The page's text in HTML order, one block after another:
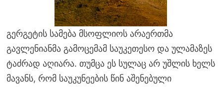
გერგეტის სამება მსოფლიოს არაერთმა
გავლენიანმა გამოცემამ საუკეთესო და ულამაზეს
ტაძრად აღიარა. თუმცა ეს სულაც არ უშლის ხელს
მავანს, რომ საუკუნეების წინ აშენებული